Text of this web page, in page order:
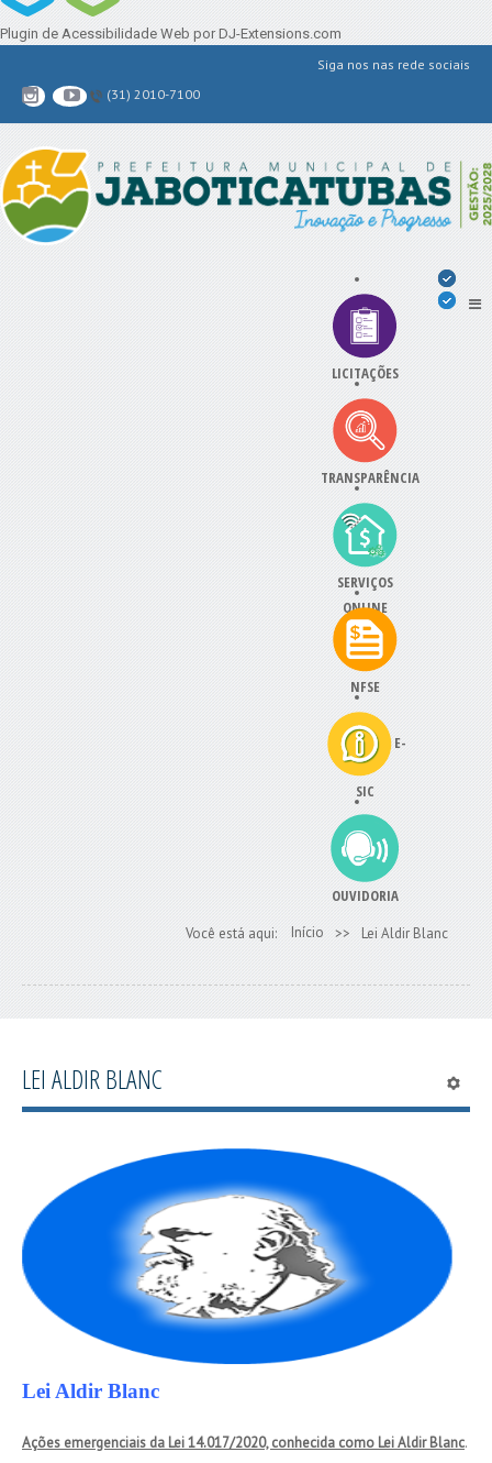
Plugin de Acessibilidade Web por DJ-Extensions.com
Siga nos nas rede sociais
(31) 2010-7100
LICITAÇÕES
TRANSPARÊNCIA
SERVIÇOS
ONLINE
NFSE
E-
SIC
OUVIDORIA
Você está aqui: Início >> Lei Aldir Blanc
LEI ALDIR BLANC
Lei Aldir Blanc
Ações emergenciais da Lei 14.017/2020, conhecida como Lei Aldir Blanc.